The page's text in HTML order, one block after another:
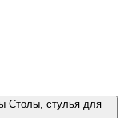
Столы, стулья для